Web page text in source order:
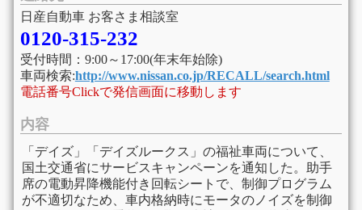
日産自動車 お客さま相談室
0120-315-232
受付時間：9:00～17:00(年末年始除)
車両検索:http://www.nissan.co.jp/RECALL/search.html
電話番号Clickで発信画面に移動します
内容
「デイズ」「デイズルークス」の福祉車両について、
国土交通省にサービスキャンペーンを通知した。助手
席の電動昇降機能付き回転シートで、制御プログラム
が不適切なため、車内格納時にモータのノイズを制御